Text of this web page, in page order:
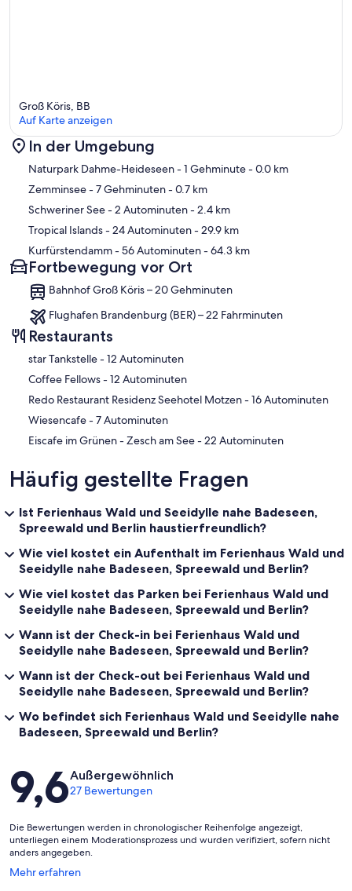
Karte
Groß Köris, BB
Auf Karte anzeigen
In der Umgebung
Naturpark Dahme-Heideseen- 1 Gehminute- 0.0 km
Zemminsee- 7 Gehminuten- 0.7 km
Schweriner See- 2 Autominuten- 2.4 km
Tropical Islands- 24 Autominuten- 29.9 km
Kurfürstendamm- 56 Autominuten- 64.3 km
Fortbewegung vor Ort
Bahnhof Groß Köris – 20 Gehminuten
Flughafen Brandenburg (BER) – 22 Fahrminuten
Restaurants
‪star Tankstelle - ‬12 Autominuten
‪Coffee Fellows - ‬12 Autominuten
‪Redo Restaurant Residenz Seehotel Motzen - ‬16 Autominuten
‪Wiesencafe - ‬7 Autominuten
‪Eiscafe im Grünen - Zesch am See - ‬22 Autominuten
Häufig gestellte Fragen
Ist Ferienhaus Wald und Seeidylle nahe Badeseen,
Spreewald und Berlin haustierfreundlich?
Wie viel kostet ein Aufenthalt im Ferienhaus Wald und
Seeidylle nahe Badeseen, Spreewald und Berlin?
Wie viel kostet das Parken bei Ferienhaus Wald und
Seeidylle nahe Badeseen, Spreewald und Berlin?
Wann ist der Check-in bei Ferienhaus Wald und
Seeidylle nahe Badeseen, Spreewald und Berlin?
Wann ist der Check-out bei Ferienhaus Wald und
Seeidylle nahe Badeseen, Spreewald und Berlin?
Wo befindet sich Ferienhaus Wald und Seeidylle nahe
Badeseen, Spreewald und Berlin?
Bewertungen
9,6Außergewöhnlich
27 Bewertungen
Die Bewertungen werden in chronologischer Reihenfolge angezeigt,
unterliegen einem Moderationsprozess und wurden verifiziert, sofern nicht
anders angegeben.
Mehr erfahren
Wird